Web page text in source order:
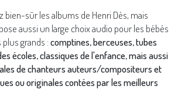
bien-sûr les albums de Henri Dès, mais
aussi un large choix audio pour les bébés
grands :comptines, berceuses, tubes
écoles, classiques de l'enfance, mais aussi
de chanteurs auteurs/compositeurs et
ou originales contées par les meilleurs